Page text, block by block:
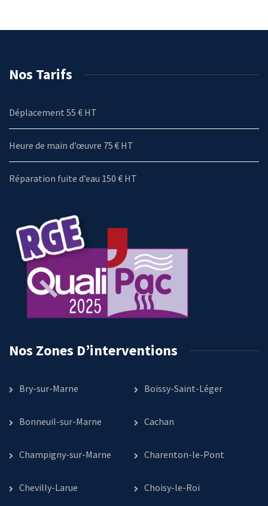
Nos Tarifs
Déplacement 55 € HT
Heure de main d’œuvre 75 € HT
Réparation fuite d’eau 150 € HT
Nos Zones D’interventions
Bry-sur-Marne Boissy-Saint-Léger
Bonneuil-sur-Marne Cachan
Champigny-sur-Marne Charenton-le-Pont
Chevilly-Larue Choisy-le-Roi